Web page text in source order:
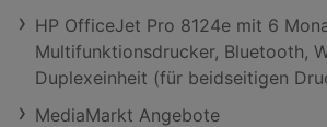
HP OfficeJet Pro 8124e mit 6
Multifunktionsdrucker, Bluetooth,
Duplexeinheit (für beidseitigen
Silber/Schwarz
MediaMarkt Angebote